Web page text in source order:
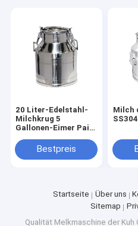
20 Liter-Edelstahl-
Milchkrug 5
Gallonen-Eimer Pail
Bestpreis
Milch
Startseite Über uns
Sitemap
Qualität Melkmaschine der Kuh